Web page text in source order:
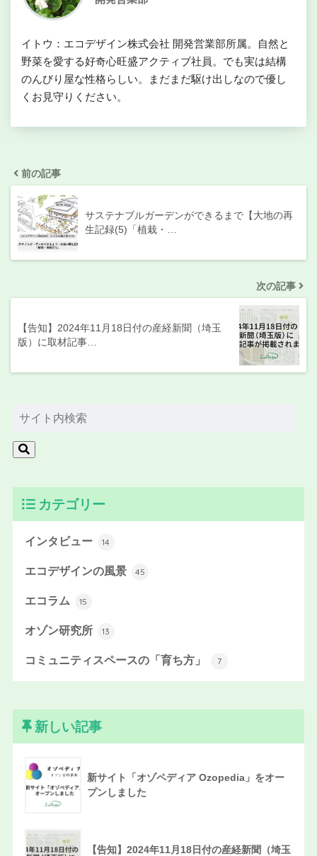
イトウ：エコデザイン株式会社 開発営業部所属。自然と
野菜を愛する好奇心旺盛アクティブ社員。でも実は結構
のんびり屋な性格らしい。まだまだ駆け出しなので優し
くお見守りください。
前の記事
サステナブルガーデンができるまで【大地の再
生記録(5)「植栽・…
次の記事
【告知】2024年11月18日付の産経新聞（埼玉
版）に取材記事…
カテゴリー
インタビュー 14
エコデザインの風景 45
エコラム 15
オゾン研究所 13
コミュニティスペースの「育ち方」 7
新しい記事
新サイト「オゾペディア Ozopedia」をオー
プンしました
【告知】2024年11月18日付の産経新聞（埼玉